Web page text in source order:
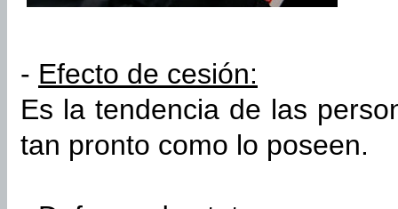
- Efecto de cesión:
Es la tendencia de las
tan pronto como lo poseen.